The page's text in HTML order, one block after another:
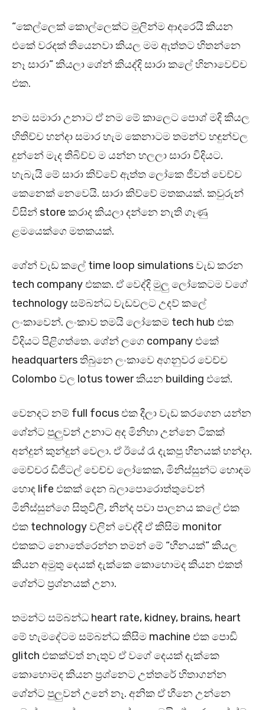
“කෙල්ලෙක් කොල්ලෙක්ට මුලින්ම ආදරෙයි කියන
එකේ වරදක් තියෙනවා කියල මම ඇත්තට හිතන්නෙ
නෑ සාරා” කියලා ශේන් කියද්දි සාරා කලේ හිනාවෙච්ච
එක.
නම සමාරා උනාට ඒ නම මේ කාලෙට පොශ් මදි කියල
හිතිච්ච හන්දා සමාර හැම කෙනාටම තමන්ව හඳුන්වල
දුන්නේ මැද තිබිච්ච ම යන්න හලලා සාරා විදියට.
හැබැයි මේ සාරා කිව්වේ ඇත්ත ලෝකෙ ජීවත් වෙච්ච
කෙනෙක් නෙවෙයි. සාරා කිව්වේ මතකයක්. කවුරුන්
විසින් store කරාද කියලා දන්නෙ නැති ගෑණු
ළමයෙක්ගෙ මතකයක්.
ශේන් වැඩ කලේ time loop simulations වැඩ කරන
tech company එකක. ඒ වෙද්දි මුලු ලෝකෙටම වගේ
technology සම්බන්ධ වැඩවලට උදව් කලේ
ලංකාවෙන්. ලංකාව තමයි ලෝකෙම tech hub එක
විදියට පිළිගත්තෙ. ශේන් ලගෙ company එකේ
headquarters තිබුනෙ ලංකාවෙ අගනුවර වෙච්ච
Colombo වල lotus tower කියන building එකේ.
වෙනදට නම් full focus එක දීලා වැඩ කරගෙන යන්න
ශේන්ට පුලුවන් උනාට අද මිනිහා උන්නෙ ටිකක්
අන්දුන් කුන්දුන් වෙලා. ඒ ඊයේ රෑ දැකපු හීනයක් හන්දා.
මෙච්චර ඩිජිටල් වෙච්ච ලෝකෙක, මිනිස්සුන්ට හොඳම
හොඳ life එකක් දෙන බලාපොරොත්තුවෙන්
මිනිස්සුන්ගෙ සිතුවිලි, නින්ද පවා පාලනය කලේ එක
එක technology වලින් වෙද්දි ඒ කිසිම monitor
එකකට නොතේරෙන්න තමන් මේ “හීනයක්” කියල
කියන අමුතු දෙයක් දැක්කෙ කොහොමද කියන එකත්
ශේන්ට ප්‍රශ්නයක් උනා.
තමන්ට සම්බන්ධ heart rate, kidney, brains, heart
මේ හැමදේටම සම්බන්ධ කිසිම machine එක පොඩි
glitch එකක්වත් නැතුව ඒ වගේ දෙයක් දැක්කෙ
කොහොමද කියන ප්‍රශ්නෙට උත්තරේ හිතාගන්න
ශේන්ට පුලුවන් උනේ නෑ. අනික ඒ හීනෙ උන්නෙ